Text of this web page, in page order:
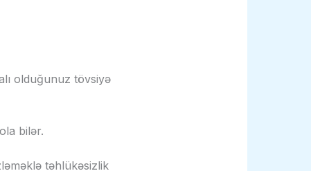
olduğunuz tövsiyə
bilər.
təhlükəsizlik